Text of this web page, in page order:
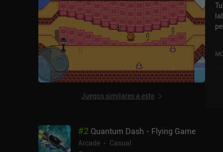
Juegos similares a este
#2 Quantum Dash - Flying Game
Arcade
Casual